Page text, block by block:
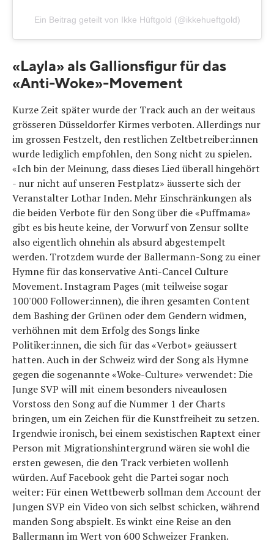
Ein Beitrag geteilt von Ikke Hüftgold (@ikkehueftgold)
«Layla» als Gallionsfigur für das
«Anti-Woke»-Movement
Kurze Zeit später wurde der Track auch an der weitaus
grösseren Düsseldorfer Kirmes verboten. Allerdings nur
im grossen Festzelt, den restlichen Zeltbetreiber:innen
wurde lediglich empfohlen, den Song nicht zu spielen.
«Ich bin der Meinung, dass dieses Lied überall hingehört
- nur nicht auf unseren Festplatz» äusserte sich der
Veranstalter Lothar Inden. Mehr Einschränkungen als
die beiden Verbote für den Song über die «Puffmama»
gibt es bis heute keine, der Vorwurf von Zensur sollte
also eigentlich ohnehin als absurd abgestempelt
werden. Trotzdem wurde der Ballermann-Song zu einer
Hymne für das konservative Anti-Cancel Culture
Movement. Instagram Pages (mit teilweise sogar
100'000 Follower:innen), die ihren gesamten Content
dem Bashing der Grünen oder dem Gendern widmen,
verhöhnen mit dem Erfolg des Songs linke
Politiker:innen, die sich für das «Verbot» geäussert
hatten. Auch in der Schweiz wird der Song als Hymne
gegen die sogenannte «Woke-Culture» verwendet: Die
Junge SVP will mit einem besonders niveaulosen
Vorstoss den Song auf die Nummer 1 der Charts
bringen, um ein Zeichen für die Kunstfreiheit zu setzen.
Irgendwie ironisch, bei einem sexistischen Raptext einer
Person mit Migrationshintergrund wären sie wohl die
ersten gewesen, die den Track verbieten wollenh
würden. Auf Facebook geht die Partei sogar noch
weiter: Für einen Wettbewerb sollman dem Account der
Jungen SVP ein Video von sich selbst schicken, während
manden Song abspielt. Es winkt eine Reise an den
Ballermann im Wert von 600 Schweizer Franken.